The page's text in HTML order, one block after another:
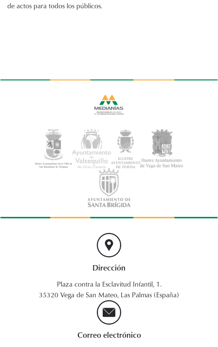
de actos para todos los públicos.
Dirección
Plaza contra la Esclavitud Infantil, 1.
35320 Vega de San Mateo, Las Palmas (España)
Correo electrónico